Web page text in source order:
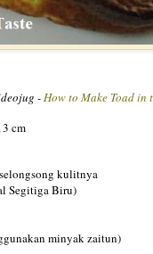
-How to Make Toad in
cm
kulitnya
Segitiga Biru)
minyak zaitun)